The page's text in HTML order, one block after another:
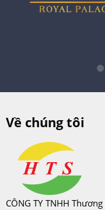
Về chúng tôi
CÔNG TY TNHH